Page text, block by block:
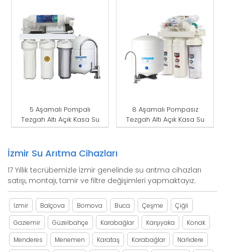
5 Aşamalı Pompalı
Tezgah Altı Açık Kasa Su
Arıtma Cihazı
8 Aşamalı Pompasız
Tezgah Altı Açık Kasa Su
Arıtma Cihazı
İzmir Su Arıtma Cihazları
17 Yıllık tecrübemizle İzmir genelinde su arıtma cihazları
satışı, montajı, tamir ve filtre değişimleri yapmaktayız.
İzmir Balçova Bornova Buca Çeşme
Çiğli
Gaziemir
Güzelbahçe Karabağlar Karşıyaka
Konak
Menderes
Menemen Karataş Karabağlar
Narlıdere